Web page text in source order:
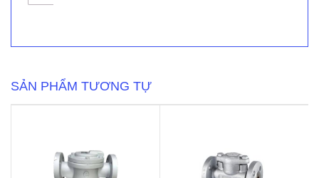
lượng
SẢN PHẨM TƯƠNG TỰ